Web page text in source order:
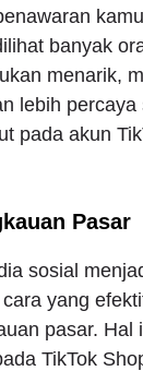
banyak
menarik,
lebih percaya
pada akun
Pasar
sosial
yang
pasar. Hal
TikTok